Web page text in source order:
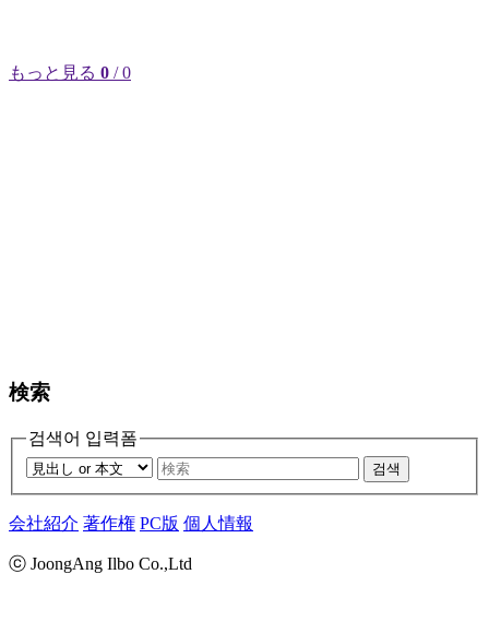
もっと見る 0 / 0
検索
검색어 입력폼
검색
会社紹介 著作権 PC版 個人情報
ⓒ JoongAng Ilbo Co.,Ltd